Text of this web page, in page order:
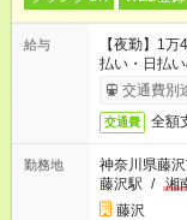
給与
【夜勤】1
払い・日払
交通費別
交通費 全額
勤務地
神奈川県藤
藤沢駅 / 湘
藤沢